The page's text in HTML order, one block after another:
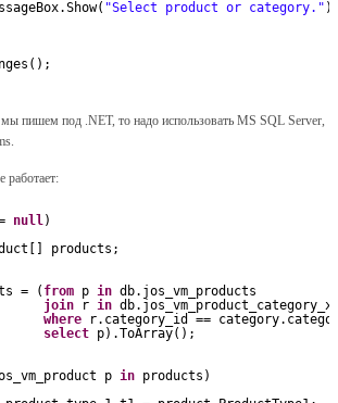
"Select product or category."
пишем под .NET, то надо использовать MS SQL Server,
работает:
null)
products;
= ( from p in db.jos_vm_products
join
r in
where
r.category_id ==
select p).ToArray();
p in products)